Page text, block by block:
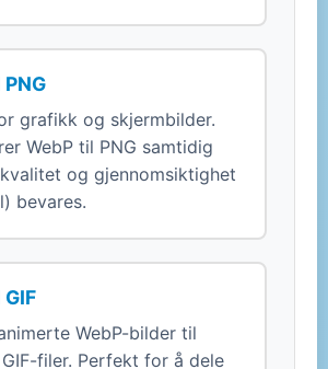
grafikk og skjermbilder.
WebP til PNG samtidig
og gjennomsiktighet
bevares.
WebP-bilder til
filer. Perfekt for å dele